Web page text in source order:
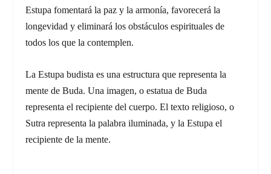
Estupa fomentará la paz y la armonía, favorecerá la
longevidad y eliminará los obstáculos espirituales de
todos los que la contemplen.
La Estupa budista es una estructura que representa la
mente de Buda. Una imagen, o estatua de Buda
representa el recipiente del cuerpo. El texto religioso, o
Sutra representa la palabra iluminada, y la Estupa el
recipiente de la mente.